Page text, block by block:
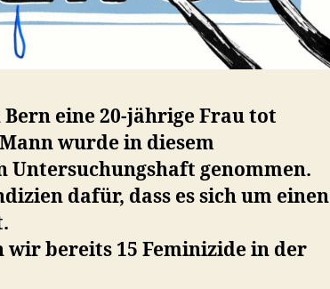
eine 20-jährige Frau tot
wurde in diesem
Untersuchungshaft genommen.
dafür, dass es sich um einen
wir bereits 15 Feminizide in der